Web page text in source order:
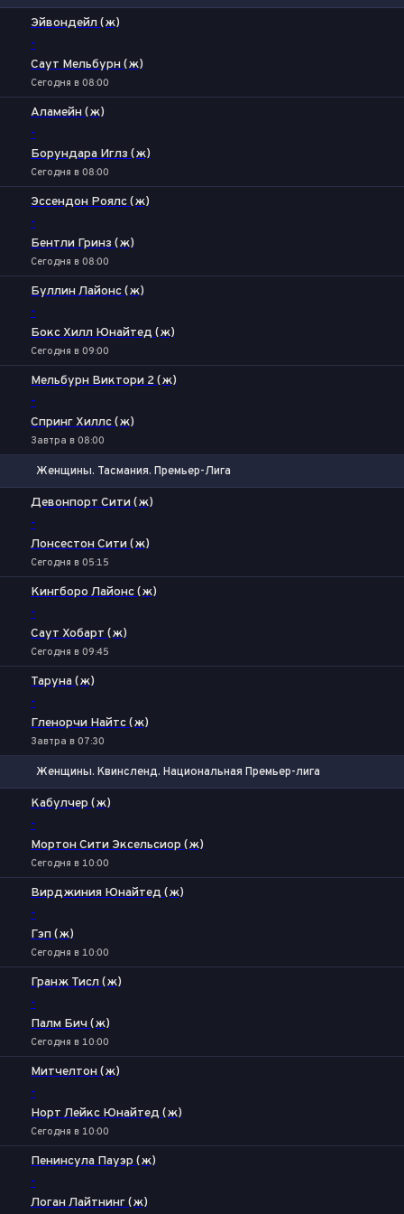
Эйвондейл (ж)
-
Саут Мельбурн (ж)
Сегодня в 08:00
Аламейн (ж)
-
Борундара Иглз (ж)
Сегодня в 08:00
Эссендон Роялс (ж)
-
Бентли Гринз (ж)
Сегодня в 08:00
Буллин Лайонс (ж)
-
Бокс Хилл Юнайтед (ж)
Сегодня в 09:00
Мельбурн Виктори 2 (ж)
-
Спринг Хиллс (ж)
Завтра в 08:00
Женщины. Тасмания. Премьер-Лига
Девонпорт Сити (ж)
-
Лонсестон Сити (ж)
Сегодня в 05:15
Кингборо Лайонс (ж)
-
Саут Хобарт (ж)
Сегодня в 09:45
Таруна (ж)
-
Гленорчи Найтс (ж)
Завтра в 07:30
Женщины. Квинсленд. Национальная Премьер-лига
Кабулчер (ж)
-
Мортон Сити Эксельсиор (ж)
Сегодня в 10:00
Вирджиния Юнайтед (ж)
-
Гэп (ж)
Сегодня в 10:00
Гранж Тисл (ж)
-
Палм Бич (ж)
Сегодня в 10:00
Митчелтон (ж)
-
Норт Лейкс Юнайтед (ж)
Сегодня в 10:00
Пенинсула Пауэр (ж)
-
Логан Лайтнинг (ж)